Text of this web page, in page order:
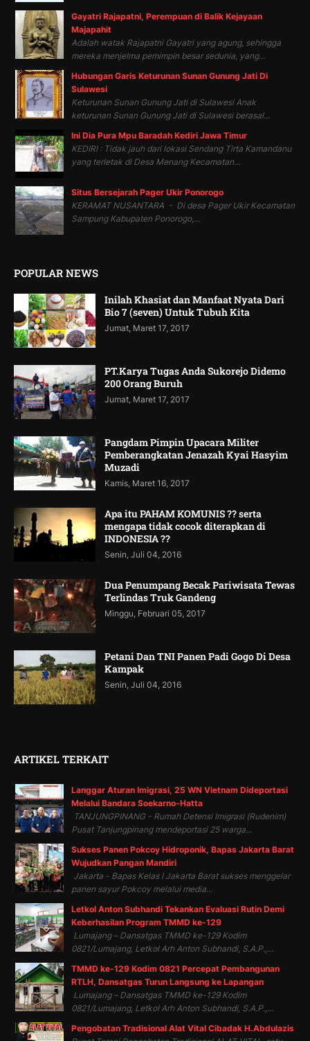
Gayatri Rajapatni, Perempuan di Balik Kejayaan
Majapahit
Adalah watak Rajapatni Gayatri yang agung, sehingga
mereka menjelma pemimpin besar sedunia, yang...
Hubungan Garis Keturunan Sunan Gunung Jati Di
Sulawesi
Keturunan Sunan Gunung Jati di Sulawesi Anak
keturunan Sunan Gunung Jati di Sulawesi berasal...
Ini Dia Pura Mpu Baradah Kediri Jawa Timur
KEDIRI : Tidak jauh dari lokasi Sendang Tirta Kamandanu
yang terletak di Desa Menang Kecamatan...
Situs Bersejarah Pager Ukir Ponorogo
KERAMAT NUSANTARA - Di desa Pager Ukir Kecamatan
Sampung Kabupaten Ponorogo,...
POPULAR NEWS
Inilah Khasiat dan Manfaat Nyata Dari
Bio 7 (seven) Untuk Tubuh Kita
Jumat, Maret 17, 2017
PT.Karya Tugas Anda Sukorejo Didemo
200 Orang Buruh
Jumat, Maret 17, 2017
Pangdam Pimpin Upacara Militer
Pemberangkatan Jenazah Kyai Hasyim
Muzadi
Kamis, Maret 16, 2017
Apa itu PAHAM KOMUNIS ?? serta
mengapa tidak cocok diterapkan di
INDONESIA ??
Senin, Juli 04, 2016
Dua Penumpang Becak Pariwisata Tewas
Terlindas Truk Gandeng
Minggu, Februari 05, 2017
Petani Dan TNI Panen Padi Gogo Di Desa
Kampak
Senin, Juli 04, 2016
ARTIKEL TERKAIT
Langgar Aturan Imigrasi, 25 WN Vietnam Dideportasi
Melalui Bandara Soekarno-Hatta
TANJUNGPINANG - Rumah Detensi Imigrasi (Rudenim)
Pusat Tanjungpinang mendeportasi 25 warga...
Sukses Panen Pokcoy Hidroponik, Bapas Jakarta Barat
Wujudkan Pangan Mandiri
Jakarta - Bapas Kelas I Jakarta Barat sukses menggelar
panen sayur Pokcoy melalui media...
Letkol Anton Subhandi Tekankan Evaluasi Rutin Demi
Keberhasilan Program TMMD ke-129
Lumajang – Dansatgas TMMD ke-129 Kodim
0821/Lumajang, Letkol Arh Anton Subhandi, S.A.P.,...
TMMD ke-129 Kodim 0821 Percepat Pembangunan
RTLH, Dansatgas Turun Langsung ke Lapangan
Lumajang – Dansatgas TMMD ke-129 Kodim
0821/Lumajang, Letkol Arh Anton Subhandi, S.A.P.,...
Pengobatan Tradisional Alat Vital Cibadak H.Abdulazis